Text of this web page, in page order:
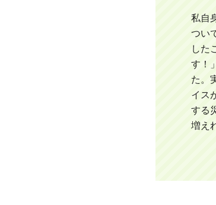
私自
つい
した
す！
た。
イス
する
増え